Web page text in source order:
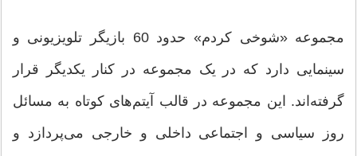
مجموعه «شوخی کردم» حدود 60 بازیگر تلویزیونی و
سینمایی دارد که در یک مجموعه در کنار یکدیگر قرار
گرفته‌اند. این مجموعه در قالب آیتم‌های کوتاه به مسائل
روز سیاسی و اجتماعی داخلی و خارجی می‌پردازد و